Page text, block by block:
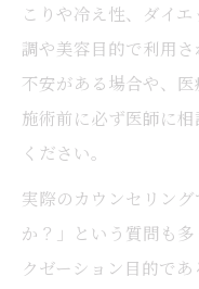
こりや冷え性、ダイ
調や美容目的で利用
不安がある場合や、医
施術前に必ず医師に
ください。
実際のカウンセリン
か？」という質問も
クゼーション目的で